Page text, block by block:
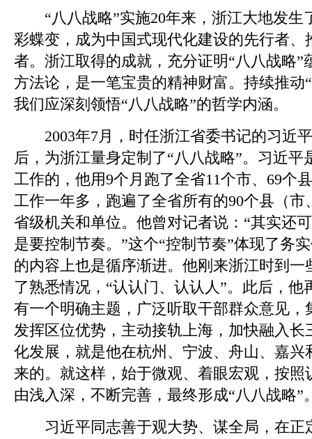
“八八战略”实施20年来，浙江大地发生
彩蝶变，成为中国式现代化建设的先行者、
者。浙江取得的成就，充分证明“八八战略”
方法论，是一笔宝贵的精神财富。持续推动
我们应深刻领悟“八八战略”的哲学内涵。
2003年7月，时任浙江省委书记的习近
后，为浙江量身定制了“八八战略”。习近平
工作的，他用9个月跑了全省11个市、69个
工作一年多，跑遍了全省所有的90个县（市
省级机关和单位。他曾对记者说：“其实还
是要控制节奏。”这个“控制节奏”体现了务
的内容上也是循序渐进。他刚来浙江时到一
了熟悉情况，“认认门、认认人”。此后，他
有一个明确主题，广泛听取干部群众意见，
发挥区位优势，主动接轨上海，加快融入长
化发展，就是他在杭州、宁波、舟山、嘉兴
来的。就这样，始于微观、着眼宏观，按照
由浅入深，不断完善，最终形成“八八战略”
习近平同志善于观大势、谋全局，在正